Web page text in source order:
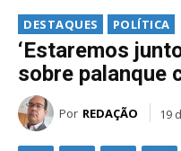
DESTAQUES POLÍTICA
‘Estaremos
sobre palanque
Por REDAÇÃO 19